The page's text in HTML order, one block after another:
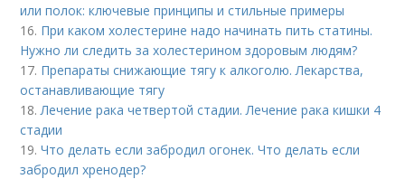
или полок: ключевые принципы и стильные примеры
16. При каком холестерине надо начинать пить статины.
Нужно ли следить за холестерином здоровым людям?
17. Препараты снижающие тягу к алкоголю. Лекарства,
останавливающие тягу
18. Лечение рака четвертой стадии. Лечение рака кишки 4
стадии
19.Что делать если забродил огонек. Что делать если
забродил хренодер?